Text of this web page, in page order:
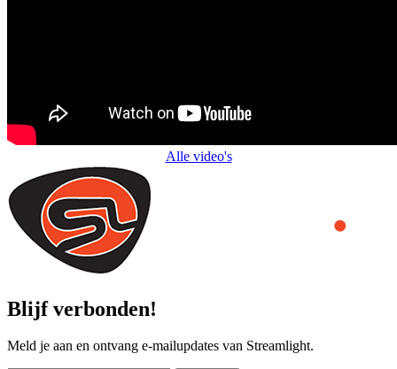
Alle video's
Blijf verbonden!
Meld je aan en ontvang e-mailupdates van Streamlight.